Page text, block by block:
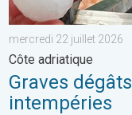
mercredi 22 juillet 2026
Côte adriatique
Graves
intempéries